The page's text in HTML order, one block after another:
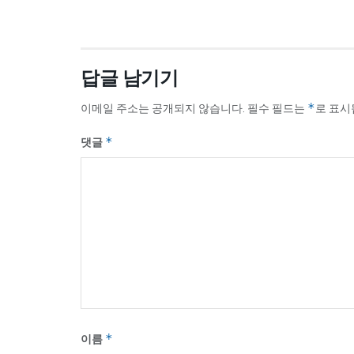
답글 남기기
이메일 주소는 공개되지 않습니다. 필수 필드는 *로 표
댓글 *
이름 *